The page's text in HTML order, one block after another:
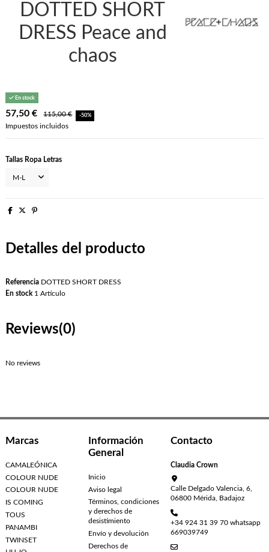
DOTTED SHORT
DRESS Peace and
chaos
En stock
57,50 € 115,00 € -50%
Impuestos incluidos
Tallas Ropa Letras
Detalles del producto
Referencia DOTTED SHORT DRESS
En stock 1 Artículo
Reviews(0)
No reviews
Marcas
CAMALEÓNICA
COLOUR NUDE
COLOUR NUDE
IS COMING
TOUS
PANAMBI
TWINSET
Información
General
Inicio
Aviso legal
Términos, condiciones
y derechos de
desistimiento
Envío y devolución
Derechos de
Contacto
Claudia Crown
Calle Delgado Valencia, 6,
06800 Mérida, Badajoz
+34 924 31 39 70 whatsapp
669039749